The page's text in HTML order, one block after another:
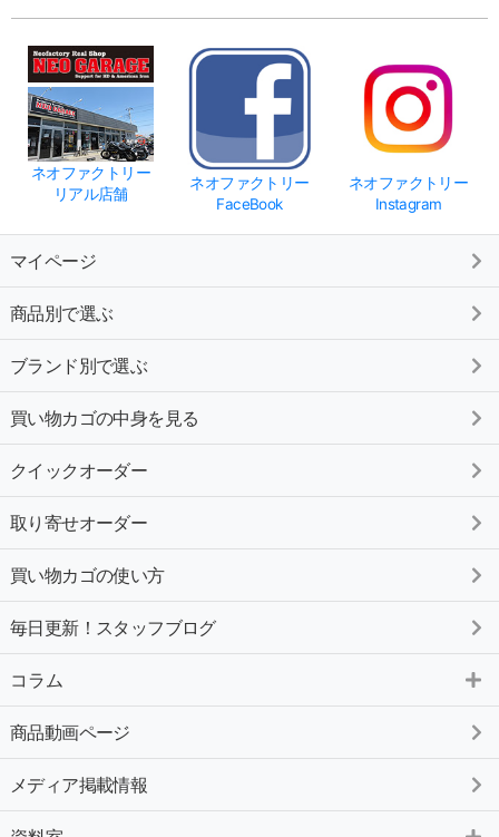
ネオファクトリー
リアル店舗
ネオファクトリー
FaceBook
ネオファクトリー
Instagram
マイページ
商品別で選ぶ
ブランド別で選ぶ
買い物カゴの中身を見る
クイックオーダー
取り寄せオーダー
買い物カゴの使い方
毎日更新！スタッフブログ
コラム
商品動画ページ
メディア掲載情報